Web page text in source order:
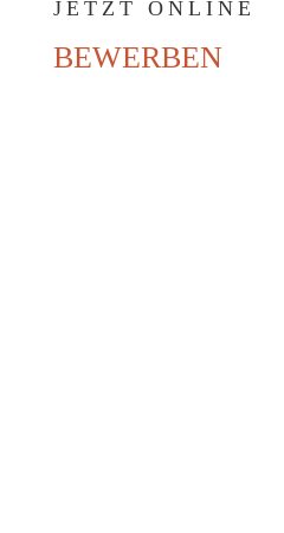
JETZT ONLINE
BEWERBEN